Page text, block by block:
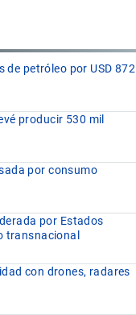
de petróleo por USD 872
producir 530 mil
por consumo
por Estados
transnacional
con drones, radares